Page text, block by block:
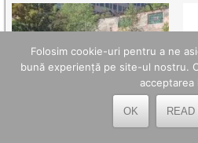
Folosim cookie-uri pentru a ne
bună experiență pe site-ul nostru.
acceptarea
OK READ